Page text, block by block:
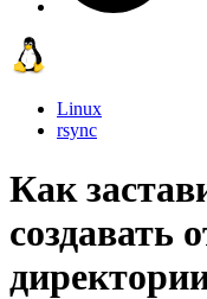
Linux
rsync
Как
создавать